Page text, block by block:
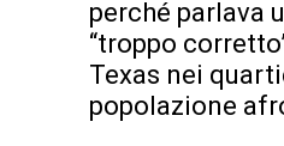
perché parlava
“troppo
Texas nei
popolazione